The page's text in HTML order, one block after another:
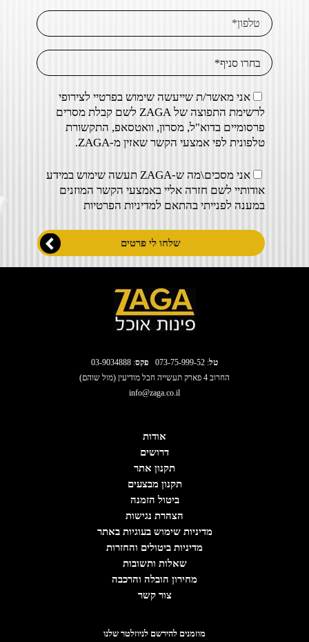
אני מאשר/ת שייעשה שימוש בפרטיי לצירופי
לרשימת התפוצה של ZAGA לשם קבלת מסרים
פרסומיים בדוא"ל, מסרון, וואטסאפ, התקשורת
טלפונית לפי אמצעי הקשר שאזין מ-ZAGA.
אני מסכים\מה ש-ZAGA תעשה שימוש במידע
אודותיי לשם חזרה אליי באמצעי הקשר המוזנים
במענה לפנייתי בהתאם למדיניות הפרטיות
טל:
073-75-999-52 פקס: 03-9034888
החרוב 4 פארק תעשייה חבל מודיעין (מול שוהם)
info@zaga.co.il
אודות
דרושים
תקנון אתר
תקנון מבצעים
ביטול הזמנה
הצהרת נגישות
מדיניות שימוש בעוגיות באתר
מדיניות ביטולים והחזרות
שאלות ותשובות
מחירון הובלה והרכבה
צור קשר
מוזמנים להירשם לניוזלטר שלנו